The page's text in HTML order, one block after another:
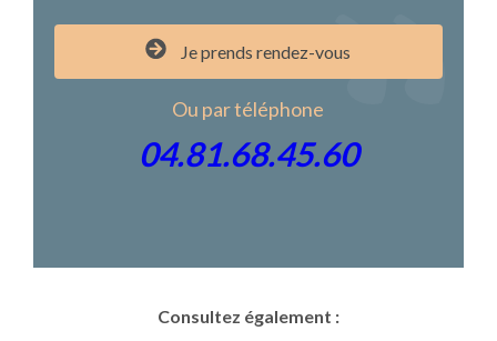
Je prends rendez-vous
Ou par téléphone
04.81.68.45.60
Consultez également :